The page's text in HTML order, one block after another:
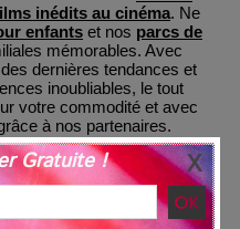
inédits au cinéma. Ne
enfants et nos parcs de
mémorables. Avec
dernières tendances et
inoubliables, le tout
votre commodité et avec
à nos partenaires.
Gratuite !